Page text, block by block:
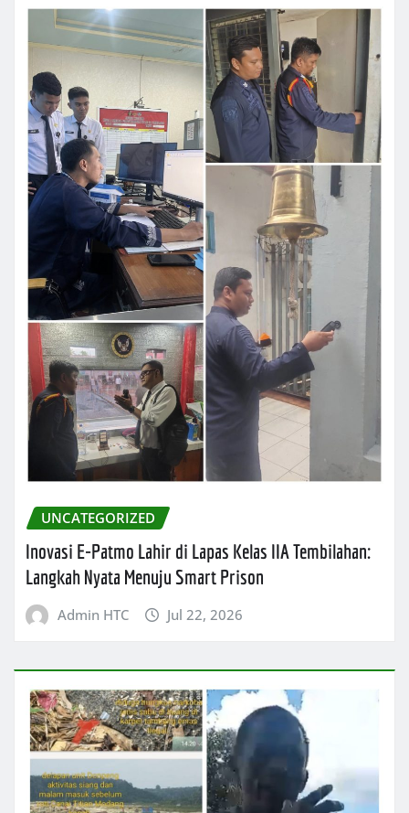
UNCATEGORIZED
Inovasi E-Patmo Lahir di Lapas Kelas IIA Tembilahan:
Langkah Nyata Menuju Smart Prison
Admin HTC Jul 22, 2026